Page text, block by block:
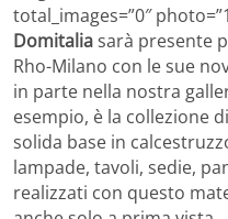
total_images=”0″
Domitaliasarà presente
Rho-Milano con le sue
in parte nella nostra
esempio, è la collezione
solida base in
lampade, tavoli, sedie,
realizzati con questo